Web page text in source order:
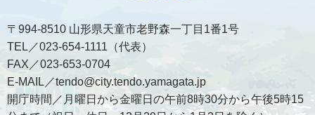
〒994-8510 山形県天童市老野森一丁目1番1号
TEL／023-654-1111（代表）
FAX／023-653-0704
E-MAIL／tendo@city.tendo.yamagata.jp
開庁時間／月曜日から金曜日の午前8時30分から午後5時15